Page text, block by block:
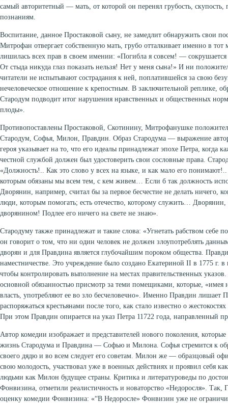
самый авторитетный — мать, от которой он перенял грубость, скупость,
познаниям.
Воспитание, данное Простаковой сыну, не замедлит обнаружить свои
Митрофан отвергает собственную мать, грубо отталкивает именно в тот
лишилась всех прав в своем имении: «Погибла я совсем! —
От стыда никуда глаз показать нельзя! Нет у меня сына!» И ни
читатели не испытывают сострадания к ней, поплатившейся за свою
нечеловеческое отношение к крепостным. В заключительной реплике,
Стародум подводит итог нарушения нравственных и общественных
плоды».
Противопоставлены Простаковой, Скотинину, Митрофанушке
Стародум, Софья, Милон, Правдин. Образ Стародума — выражение
героя указывает на то, что его идеалы принадлежат эпохе Петра, когда
честной службой должен был удостоверить свои сословные права.
«Должность!.. Как это слово у всех на языке, и как мало его
которым обязаны мы всем тем, с кем живем… Если б так должность
Дворянин, например, считал бы за первое бесчестие не делать ничего,
люди, которым помогать; есть отечество, которому служить…
дворянином! Подлее его ничего на свете не знаю».
Стародуму также принадлежат и такие слова: «Угнетать рабством себе
он говорит о том, что ни один человек не должен злоупотреблять
дворян и для Правдина является глубочайшим пороком общества.
наместничестве. Это учреждение было создано Екатериной II в 1775 г.
чтобы контролировать выполнение на местах правительственных
основной обязанностью присмотр за теми помещиками, которые,
власть, употребляют ее во зло бесчеловечно». Именно Правдин лишает
распоряжаться крестьянами после того, как стало известно о
При этом Правдин опирается на указ Петра 11722 года, направленный
Автор комедии изображает и представителей нового поколения,
жизнь Стародума и Правдина — Софью и Милона. Софья стремится к
своего дядю и во всем следует его советам. Милон же — образцовый
свою молодость, участвовал уже в военных действиях и проявил себя
людьми как Милон будущее страны. Критика и литературоведы по
Фонвизина, отметили реалистичность и новаторство «Недоросля». Так,
оценку комедии Фонвизина: «“В Недоросле» Фонвизин уже не